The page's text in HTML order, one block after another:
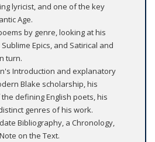
lyricist, and one of the key
Age.
by genre, looking at his
Sublime Epics, and Satirical and
turn.
Introduction and explanatory
Blake scholarship, his
defining English poets, his
genres of his work.
Bibliography, a Chronology,
on the Text.